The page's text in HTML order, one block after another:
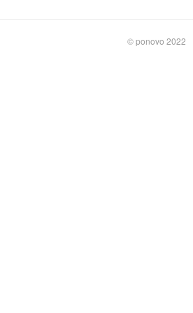
©︎ ponovo 2022